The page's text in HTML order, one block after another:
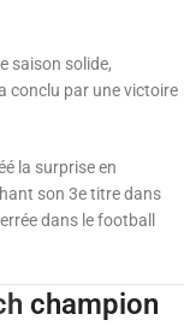
saison solide,
conclu par une victoire
la surprise en
son 3e titre dans
dans le football
champion